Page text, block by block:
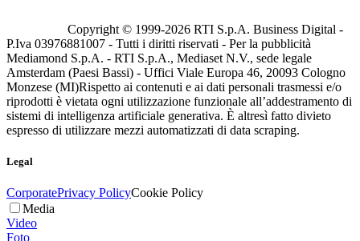
Copyright © 1999-2026 RTI S.p.A. Business Digital -
P.Iva 03976881007 - Tutti i diritti riservati - Per la pubblicità
Mediamond S.p.A. - RTI S.p.A., Mediaset N.V., sede legale
Amsterdam (Paesi Bassi) - Uffici Viale Europa 46, 20093 Cologno
Monzese (MI)Rispetto ai contenuti e ai dati personali trasmessi e/o
riprodotti è vietata ogni utilizzazione funzionale all’addestramento di
sistemi di intelligenza artificiale generativa. È altresì fatto divieto
espresso di utilizzare mezzi automatizzati di data scraping.
Legal
CorporatePrivacy PolicyCookie Policy
Media
Video
Foto